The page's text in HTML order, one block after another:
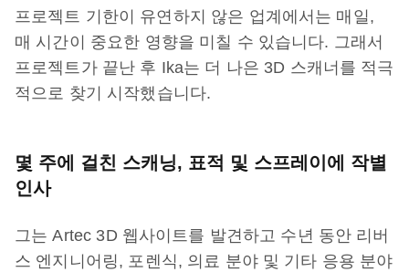
프로젝트 기한이 유연하지 않은 업계에서는 매일,
매 시간이 중요한 영향을 미칠 수 있습니다. 그래서
프로젝트가 끝난 후 Ika는 더 나은 3D 스캐너를 적극
적으로 찾기 시작했습니다.
몇 주에 걸친 스캐닝, 표적 및 스프레이에 작별
인사
그는 Artec 3D 웹사이트를 발견하고 수년 동안 리버
스 엔지니어링, 포렌식, 의료 분야 및 기타 응용 분야